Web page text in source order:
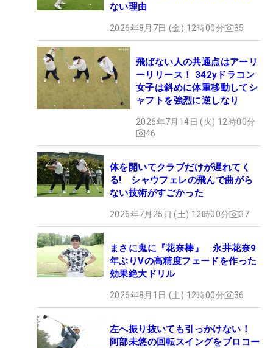
ない理由
2026年8月7日 (金) 12時00分 35
飛ばない人の共通点はアーリ
ーリリース！ 342yドラコン
女子は斜めに体重移動してシ
ャフトを強烈に逆しなり
2026年7月14日 (火) 12時00分
46
体を開いてクラブだけが遅れてく
る! シャウフェレの飛んで曲がら
ない技術がすごかった
2026年7月25日 (土) 12時00分 37
まさに鬼に『花奈棒』 永井花奈9
年ぶりVの高精度フェードを作った
効果絶大ドリル
2026年8月1日 (土) 12時00分 36
左へ振り抜いても引っかけない！
阿部未悠の回転スイングをプロコー